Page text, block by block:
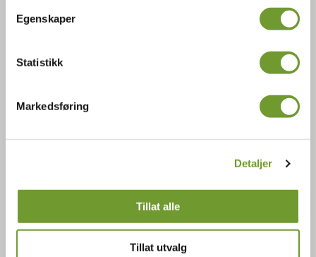
Egenskaper
Statistikk
Markedsføring
Detaljer
Tillat alle
Tillat utvalg